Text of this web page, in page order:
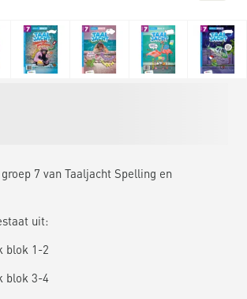
7 van Taaljacht Spelling en
uit:
blok 1-2
blok 3-4